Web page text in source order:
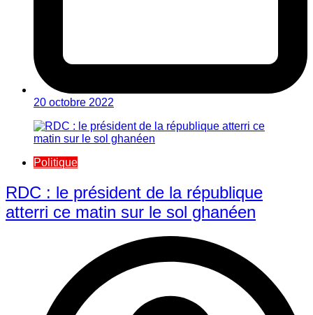
20 octobre 2022
Politique
RDC : le président de la république
atterri ce matin sur le sol ghanéen